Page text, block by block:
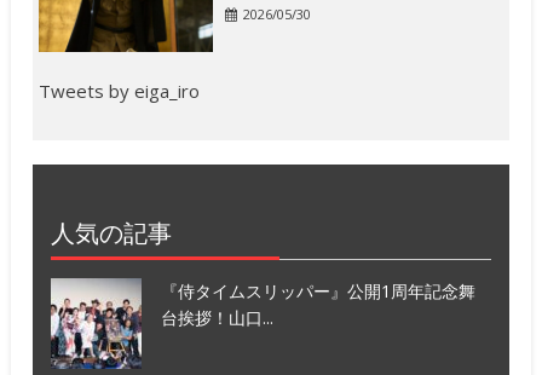
2026/05/30
Tweets by eiga_iro
人気の記事
『侍タイムスリッパー』公開1周年記念舞
台挨拶！山口...